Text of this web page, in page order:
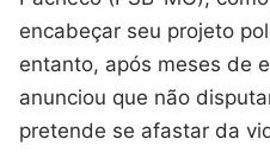
encabeçar seu projeto
entanto, após meses de
anunciou que não
pretende se afastar da